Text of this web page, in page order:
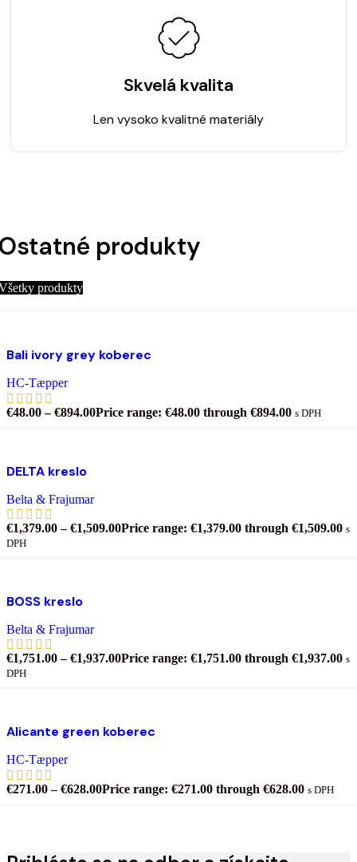
Skvelá kvalita
Len vysoko kvalitné materiály
produkty
produkty
do zoznamu želaní
Bali ivory grey koberec
HC-Tæpper
€48.00 – €894.00Price range: €48.00 through €894.00 s DPH
do zoznamu želaní
DELTA kreslo
Belta & Frajumar
€1,379.00 – €1,509.00Price range: €1,379.00 through €1,509.00 s
DPH
do zoznamu želaní
BOSS kreslo
Belta & Frajumar
€1,751.00 – €1,937.00Price range: €1,751.00 through €1,937.00 s
DPH
do zoznamu želaní
Alicante green koberec
HC-Tæpper
€271.00 – €628.00Price range: €271.00 through €628.00 s DPH